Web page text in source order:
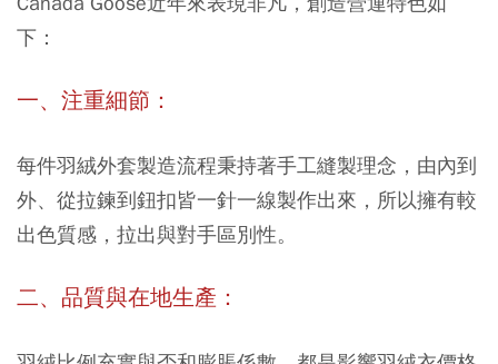
下：
一、注重細節：
每件羽絨外套製造流程秉持著手工縫製理念，由內到
外、從拉鍊到鈕扣皆一針一線製作出來，所以擁有較
出色質感，拉出與對手區別性。
二、品質與在地生產：